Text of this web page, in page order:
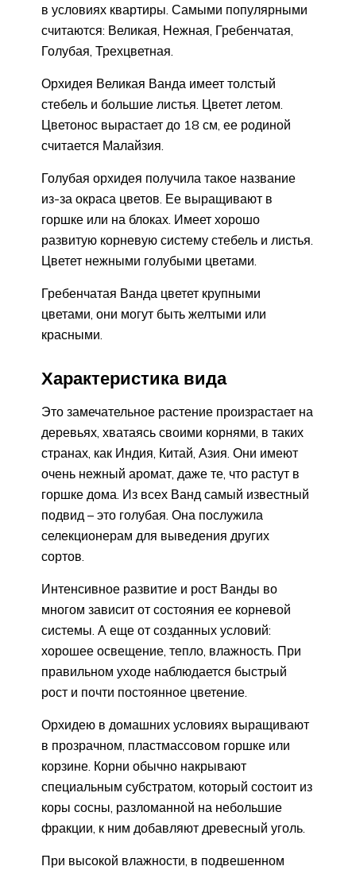
в условиях квартиры. Самыми популярными
считаются: Великая, Нежная, Гребенчатая,
Голубая, Трехцветная.
Орхидея Великая Ванда имеет толстый
стебель и большие листья. Цветет летом.
Цветонос вырастает до 18 см, ее родиной
считается Малайзия.
Голубая орхидея получила такое название
из-за окраса цветов. Ее выращивают в
горшке или на блоках. Имеет хорошо
развитую корневую систему стебель и листья.
Цветет нежными голубыми цветами.
Гребенчатая Ванда цветет крупными
цветами, они могут быть желтыми или
красными.
Характеристика вида
Это замечательное растение произрастает на
деревьях, хватаясь своими корнями, в таких
странах, как Индия, Китай, Азия. Они имеют
очень нежный аромат, даже те, что растут в
горшке дома. Из всех Ванд самый известный
подвид – это голубая. Она послужила
селекционерам для выведения других
сортов.
Интенсивное развитие и рост Ванды во
многом зависит от состояния ее корневой
системы. А еще от созданных условий:
хорошее освещение, тепло, влажность. При
правильном уходе наблюдается быстрый
рост и почти постоянное цветение.
Орхидею в домашних условиях выращивают
в прозрачном, пластмассовом горшке или
корзине. Корни обычно накрывают
специальным субстратом, который состоит из
коры сосны, разломанной на небольшие
фракции, к ним добавляют древесный уголь.
При высокой влажности, в подвешенном